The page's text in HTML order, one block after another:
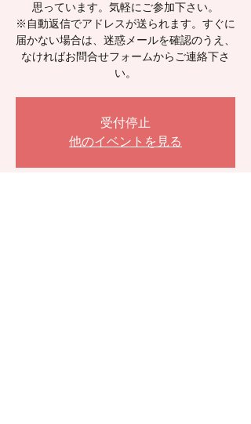
思っています。気軽にご参加下さい。
※自動返信でアドレスが送られます。すぐに
届かない場合は、迷惑メールを確認のうえ、
なければお問合せフォームからご連絡下さ
い。
受付停止
他のイベントを見る